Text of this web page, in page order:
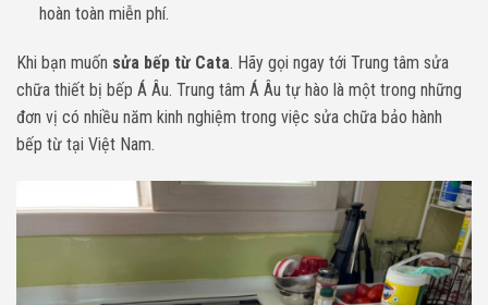
hoàn toàn miễn phí.
Khi bạn muốn sửa bếp từ Cata. Hãy gọi ngay tới Trung tâm sửa
chữa thiết bị bếp Á Âu. Trung tâm Á Âu tự hào là một trong những
đơn vị có nhiều năm kinh nghiệm trong việc sửa chữa bảo hành
bếp từ tại Việt Nam.